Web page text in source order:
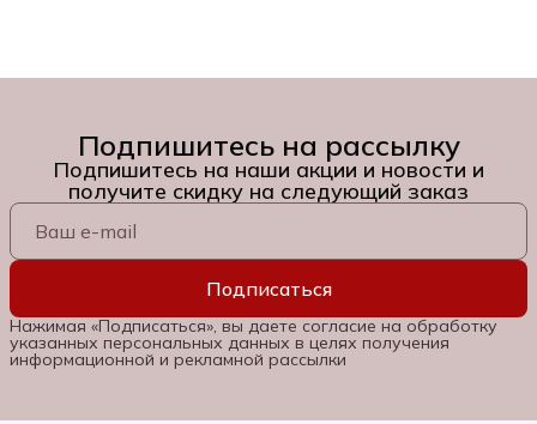
Подпишитесь на рассылку
Подпишитесь на наши акции и новости и
получите скидку на следующий заказ
Подписаться
Нажимая «Подписаться», вы даете согласие на обработку
указанных персональных данных в целях получения
информационной и рекламной рассылки